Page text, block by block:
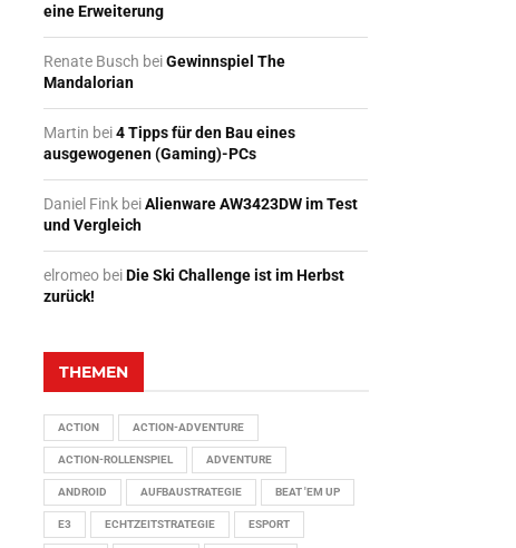
eine Erweiterung
Renate Busch beiGewinnspiel The
Mandalorian
Martin bei4 Tipps für den Bau eines
ausgewogenen (Gaming)-PCs
Daniel Fink beiAlienware AW3423DW im Test
und Vergleich
elromeo beiDie Ski Challenge ist im Herbst
zurück!
THEMEN
ACTION ACTION-ADVENTURE
ACTION-ROLLENSPIEL ADVENTURE
ANDROID AUFBAUSTRATEGIE BEAT 'EM UP
E3 ECHTZEITSTRATEGIE ESPORT